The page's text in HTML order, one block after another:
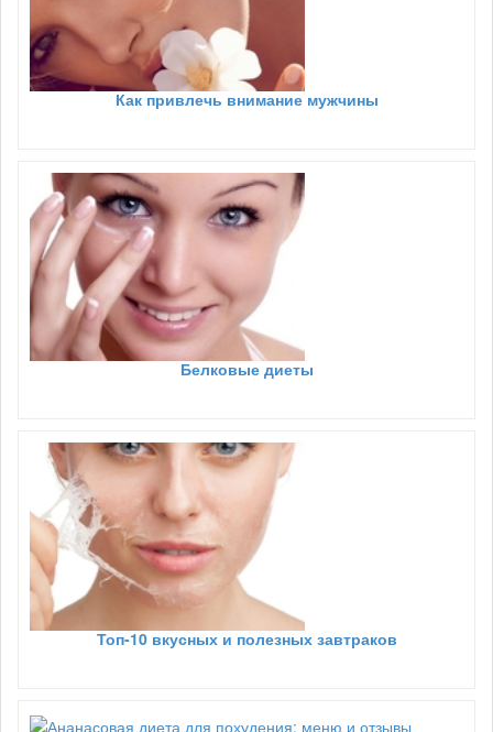
Как привлечь внимание мужчины
Белковые диеты
Топ-10 вкусных и полезных завтраков